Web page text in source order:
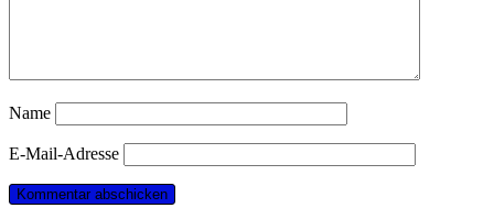
Name
E-Mail-Adresse